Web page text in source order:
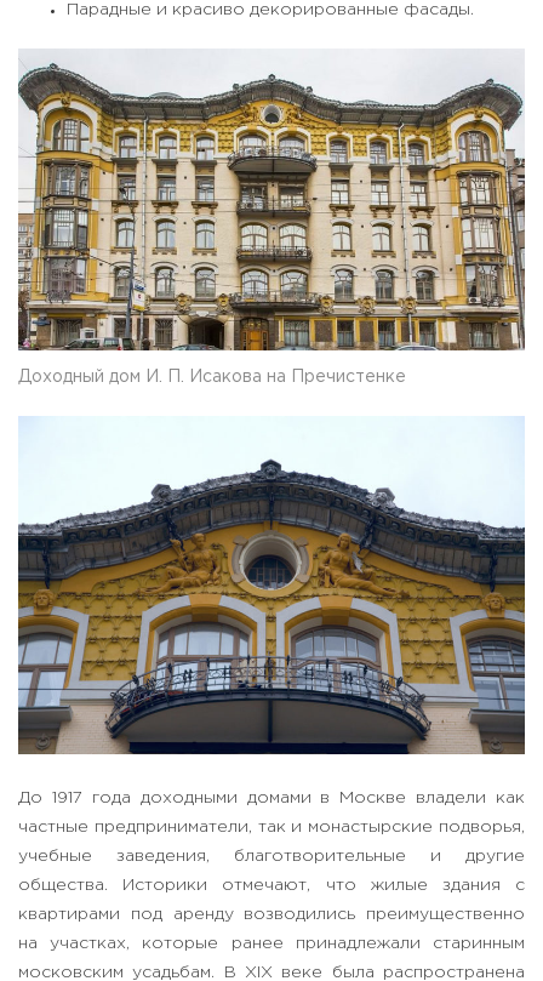
Парадные и красиво декорированные фасады.
Доходный дом И. П. Исакова на Пречистенке
До 1917 года доходными домами в Москве владели как
частные предприниматели, так и монастырские подворья,
учебные заведения, благотворительные и другие
общества. Историки отмечают, что жилые здания с
квартирами под аренду возводились преимущественно
на участках, которые ранее принадлежали старинным
московским усадьбам. В XIX веке была распространена